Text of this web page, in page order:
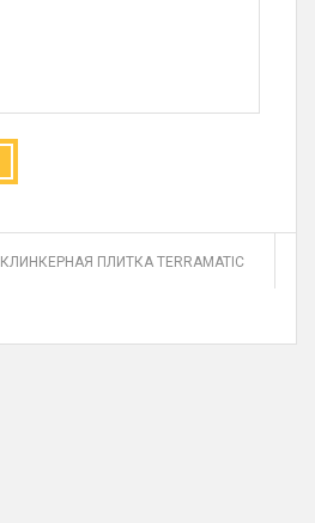
КЛИНКЕРНАЯ ПЛИТКА TERRAMATIC